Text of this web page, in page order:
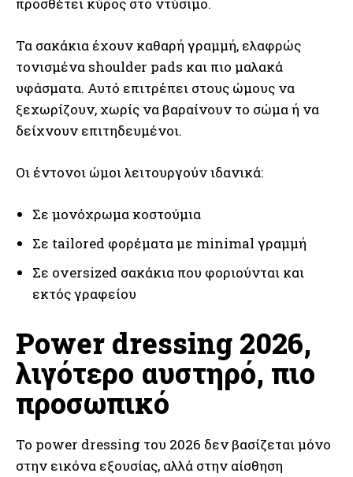
Τα σακάκια έχουν καθαρή γραμμή, ελαφρώς
τονισμένα shoulder pads και πιο μαλακά
υφάσματα. Αυτό επιτρέπει στους ώμους να
ξεχωρίζουν, χωρίς να βαραίνουν το σώμα ή να
δείχνουν επιτηδευμένοι.
Οι έντονοι ώμοι λειτουργούν ιδανικά:
Σε μονόχρωμα κοστούμια
Σε tailored φορέματα με minimal γραμμή
Σε oversized σακάκια που φοριούνται και
εκτός γραφείου
Power dressing 2026,
λιγότερο αυστηρό, πιο
προσωπικό
Το power dressing του 2026 δεν βασίζεται μόνο
στην εικόνα εξουσίας, αλλά στην αίσθηση